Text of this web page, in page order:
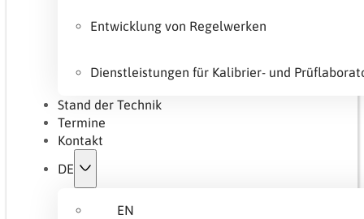
Entwicklung von Regelwerken
Dienstleistungen für Kalibrier- und
Stand der Technik
Termine
Kontakt
DE
EN